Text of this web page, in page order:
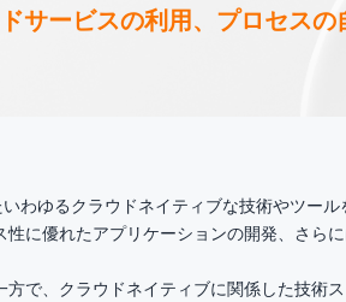
サービスの利用、プロセスの
わゆるクラウドネイティブな技術やツール
に優れたアプリケーションの開発、さら
で、クラウドネイティブに関係した技術